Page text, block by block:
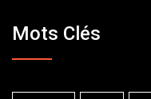
Mots Clés